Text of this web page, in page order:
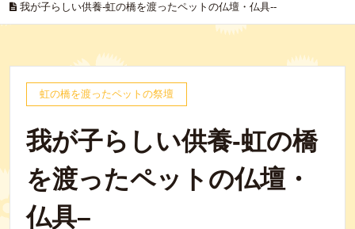
我が子らしい供養-虹の橋を渡ったペットの仏壇・仏具--
虹の橋を渡ったペットの祭壇
我が子らしい供養-虹の橋
を渡ったペットの仏壇・
仏具–